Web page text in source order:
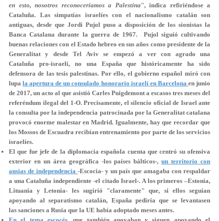
en esto, nosotros reconoceríamos a Palestina", indica refiriéndose a
Cataluña. Las simpatías israelíes con el nacionalismo catalán son
antiguas, desde que Jordi Pujol puso a disposición de los sionistas la
Banca Catalana durante la guerra de 1967. Pujol siguió cultivando
buenas relaciones con el Estado hebreo en sus años como presidente de la
Generalitat y desde Tel Aviv se empezó a ver con agrado una
Cataluña pro-israelí, no una España que históricamente ha sido
defensora de las tesis palestinas. Por ello, el gobierno español miró con
lupala apertura de un consulado honorario israelí en Barcelona en junio
de 2017, un acto al que asistió Carles Puigdemont a escasos tres meses del
referéndum ilegal del 1-O. Precisamente, el silencio oficial de Israel ante
la consulta por la independencia patrocinada por la Generalitat catalana
provocó enorme malestar en Madrid. Igualmente, hay que recordar que
los Mossos de Escuadra recibían entrenamiento por parte de los servicios
israelíes.
El que fue jefe de la diplomacia española cuenta que centró su ofensiva
exterior en un área geográfica -los países bálticos-,un territorio con
ansias de independencia -Escocia- y un país que amagaba con respaldar
a una Cataluña independiente -el citado Israel-. A los primeros –Estonia,
Lituania y Letonia- les sugirió "claramente" que, si ellos seguían
apoyando al separatismo catalán, España pediría que se levantasen
las sanciones a Rusia que la UE había adoptado meses antes.